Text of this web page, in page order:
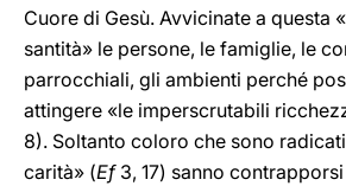
Cuore di Gesù. Avvicinate a questa
santità» le persone, le famiglie, le
parrocchiali, gli ambienti perché
attingere «le imperscrutabili
8). Soltanto coloro che sono
carità» (Ef 3, 17) sanno